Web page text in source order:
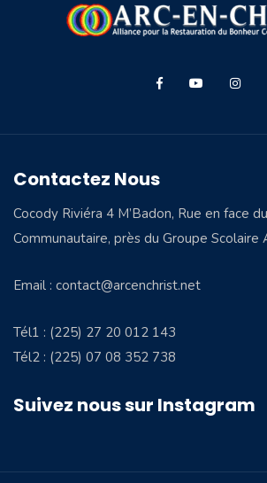
Contactez Nous
Cocody Riviéra 4 M’Badon, Rue en face
Communautaire, près du Groupe Scolaire
Email : contact@arcenchrist.net
Tél1 : (225) 27 20 012 143
Tél2 : (225) 07 08 352 738
Suivez nous sur Instagram